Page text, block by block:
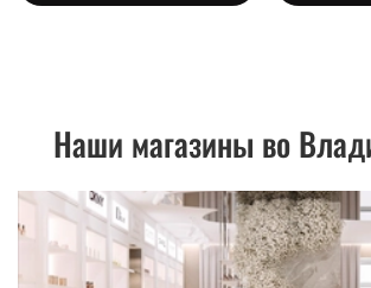
Наши магазины во